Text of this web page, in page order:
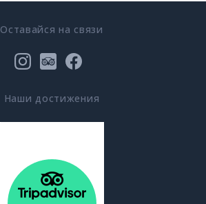
Оставайся на связи
Наши достижения